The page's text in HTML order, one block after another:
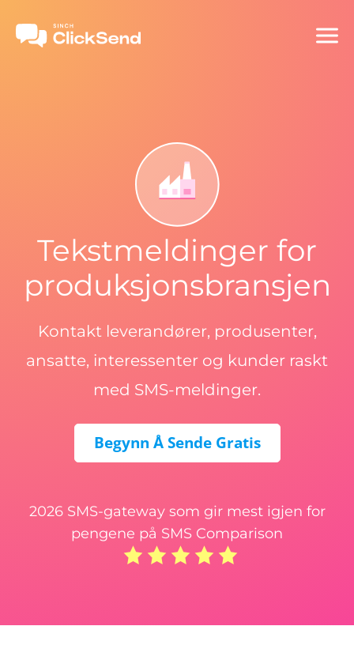
Tekstmeldinger for
produksjonsbransjen
Kontakt leverandører, produsenter,
ansatte, interessenter og kunder raskt
med SMS-meldinger.
Begynn Å Sende Gratis
2026 SMS-gateway som gir mest igjen for
pengene på SMS Comparison